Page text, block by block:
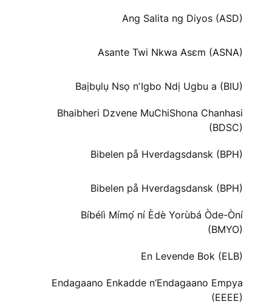
Ang Salita ng Diyos (ASD)
Asante Twi Nkwa Asɛm (ASNA)
Baịbụlụ Nsọ nʼIgbo Ndị Ugbu a (BIU)
Bhaibheri Dzvene MuChiShona Chanhasi
(BDSC)
Bibelen på Hverdagsdansk (BPH)
Bibelen på Hverdagsdansk (BPH)
Bíbélì Mímọ́ ní Èdè Yorùbá Òde-Òní
(BMYO)
En Levende Bok (ELB)
Endagaano Enkadde n’Endagaano Empya
(EEEE)